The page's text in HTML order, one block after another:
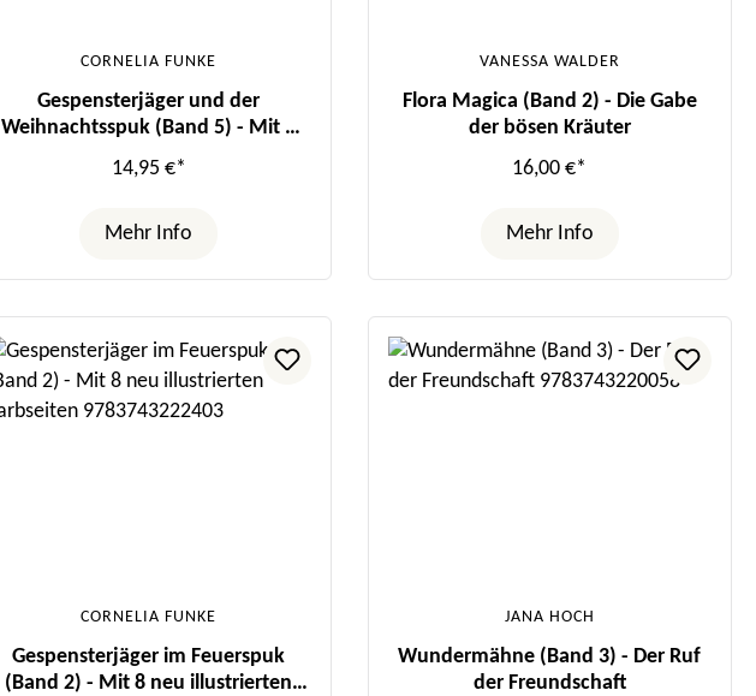
CORNELIA FUNKE
Gespensterjäger und der
Weihnachtsspuk (Band 5) - Mit 8
illustrierten Farbseiten
14,95 €*
Mehr Info
VANESSA WALDER
Flora Magica (Band 2) - Die Gabe
der bösen Kräuter
16,00 €*
Mehr Info
CORNELIA FUNKE
Gespensterjäger im Feuerspuk
(Band 2) - Mit 8 neu illustrierten
JANA HOCH
Wundermähne (Band 3) - Der Ruf
der Freundschaft